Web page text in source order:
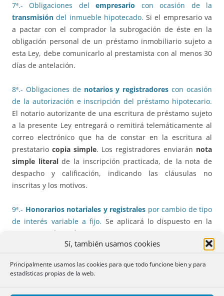
Sí, también usamos cookies
Principalmente usamos las cookies para que todo funcione bien y para
estadísticas propias de la web.
7ª.- Obligaciones delempresario con ocasión de la
transmisión del inmueble hipotecado. Si el empresario va
a pactar con el comprador la subrogación de éste en la
obligación personal de un préstamo inmobiliario sujeto a
esta Ley, debe comunicarlo al prestamista con al menos 30
días de antelación.
8ª.- Obligaciones de notarios y registradores con ocasión
de la autorización e inscripción del préstamo hipotecario.
El notario autorizante de una escritura de préstamo sujeto
a la presente Ley entregará o remitirá telemáticamente al
correo electrónico que ha de constar en la escritura al
prestatario copia simple. Los registradores enviarán nota
simple literalde la inscripción practicada, de la nota de
despacho y calificación, indicando las cláusulas no
inscritas y los motivos.
9ª.- Honorarios notariales y registrales por cambio de tipo
de interés variable a fijo. Se aplicará lo dispuesto en la
Ley 2/1994, de 30 de marzo
meses el Gobierno modificará el régimen de homologación